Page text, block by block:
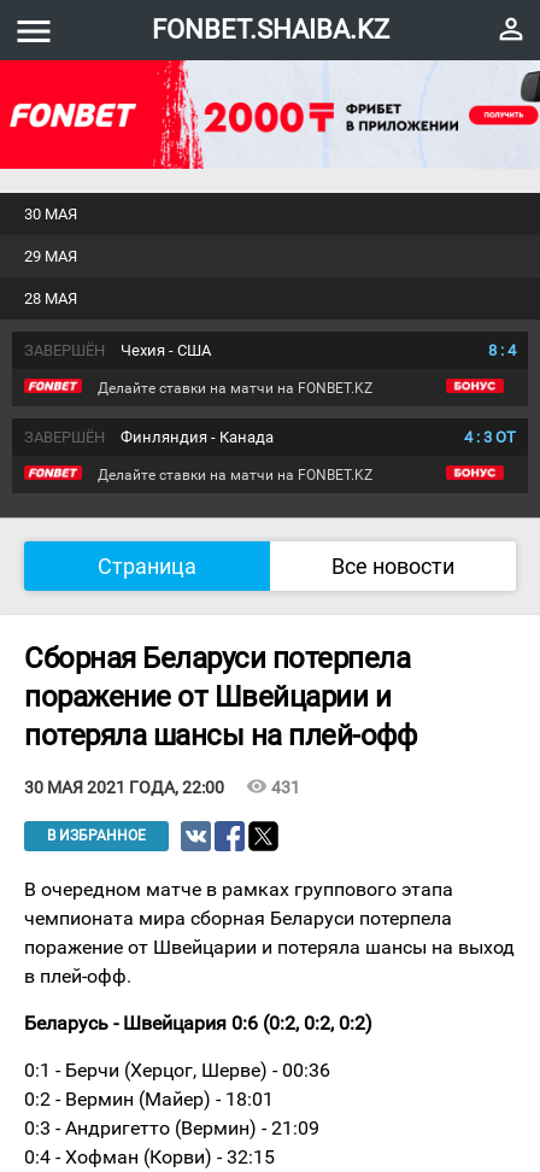
menu FONBET.SHAIBA.KZ perm_identity
28 МАЯ
29 МАЯ
30 МАЯ
ЗАВЕРШЁН Чехия - США 8 : 4
Делайте ставки на матчи на FONBET.KZ
ЗАВЕРШЁН Финляндия - Канада 4: 3 ОТ
Делайте ставки на матчи на FONBET.KZ
Страница Все новости
Сборная Беларуси потерпелa
поражение от Швейцарии и
потеряла шансы на плей-офф
30 МАЯ 2021 ГОДА, 22:00 visibility 431
В ИЗБРАННОЕ
В очередном матче в рамках группового этапа
чемпионата мира сборная Беларуси потерпела
поражение от Швейцарии и потеряла шансы на выход
в плей-офф.
Беларусь - Швейцария 0:6 (0:2, 0:2, 0:2)
0:1 - Берчи (Херцог, Шерве) - 00:36
0:2 - Вермин (Майер) - 18:01
0:3 - Андригетто (Вермин) - 21:09
0:4 - Хофман (Корви) - 32:15